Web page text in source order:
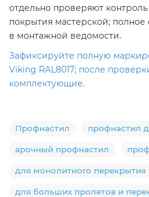
отдельно проверяют
покрытия мастерской; полное
в монтажной ведомости.
Зафиксируйте полную
Viking RAL8017; после
комплектующие.
Профнастил профнастил
арочный профнастил
для монолитного перекрытия
для больших пролетов и